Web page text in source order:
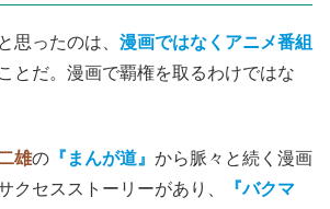
思ったのは、 漫画ではなくアニメ番組
とだ。漫画で覇権を取るわけではな
雄の 『まんが道』 から脈々と続く漫画
クセスストーリーがあり、
『バクマ